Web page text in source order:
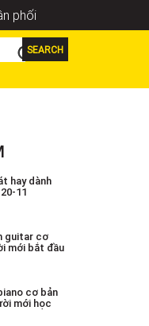
phối
SEARCH
hay dành
11
guitar cơ
mới bắt đầu
cơ bản
mới học